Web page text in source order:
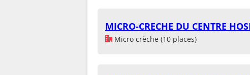
MICRO-CRECHE DU CENTRE
Micro crèche (10 places)